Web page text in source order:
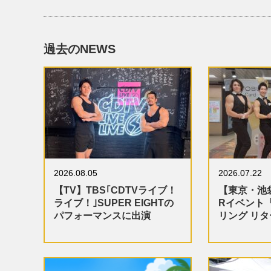
過去のNEWS
2026.08.05
【TV】TBS｢CDTVライブ！
ライブ！｣SUPER EIGHTの
パフォーマンスに出演
2026.07.22
【東京・
Rイベント
リング リ